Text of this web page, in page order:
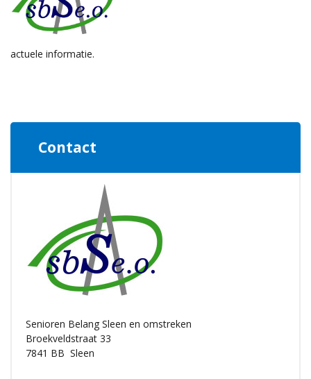
actuele informatie.
Contact
Senioren Belang Sleen en omstreken
Broekveldstraat 33
7841 BB Sleen